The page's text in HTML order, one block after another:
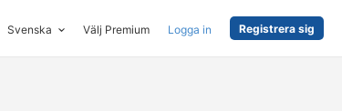
Svenska Välj Premium Logga in Registrera sig